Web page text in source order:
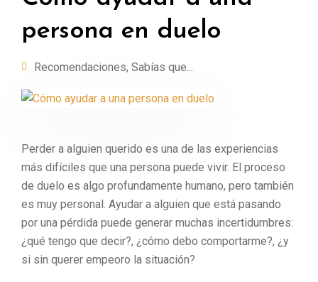
persona en duelo
Recomendaciones, Sabías que...
Perder a alguien querido es una de las experiencias
más difíciles que una persona puede vivir. El proceso
de duelo es algo profundamente humano, pero también
es muy personal. Ayudar a alguien que está pasando
por una pérdida puede generar muchas incertidumbres:
¿qué tengo que decir?, ¿cómo debo comportarme?, ¿y
si sin querer empeoro la situación?